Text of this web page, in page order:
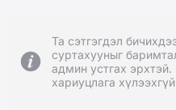
Та сэтгэгдэл
суртахууныг
админ устгах
хариуцлага